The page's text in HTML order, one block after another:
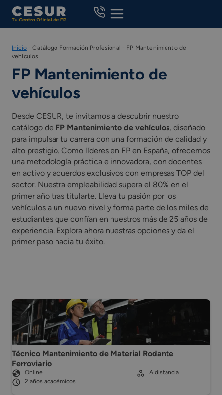
Skip
content
Inicio-Catálogo Formación Profesional - FP Mantenimiento de
vehículos
FP Mantenimiento de
vehículos
Desde CESUR, te invitamos a descubrir nuestro
catálogo de FP Mantenimiento de vehículos, diseñado
para impulsar tu carrera con una formación de calidad y
alto prestigio. Como líderes en FP en España, ofrecemos
una metodología práctica e innovadora, con docentes
en activo y acuerdos exclusivos con empresas TOP del
sector. Nuestra empleabilidad supera el 80% en el
primer año tras titularte. Lleva tu pasión por los
vehículos a un nuevo nivel y forma parte de los miles de
estudiantes que confían en nuestros más de 25 años de
experiencia. Explora ahora nuestras opciones y da el
primer paso hacia tu éxito.
Técnico Mantenimiento de Material Rodante
Ferroviario
Online
2 años académicos
A distancia